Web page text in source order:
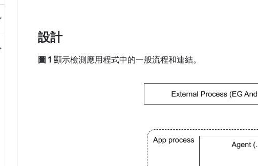
設計
圖 1 顯示檢測應用程式中的一般流程和連結。